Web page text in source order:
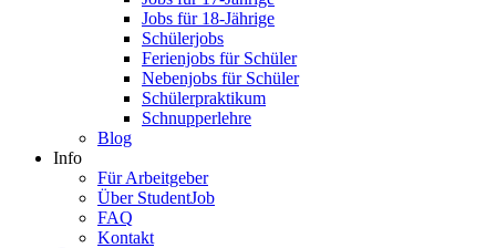
Jobs für 18-Jährige
Schülerjobs
Ferienjobs für Schüler
Nebenjobs für Schüler
Schülerpraktikum
Schnupperlehre
Blog
Info
Für Arbeitgeber
Über StudentJob
FAQ
Kontakt